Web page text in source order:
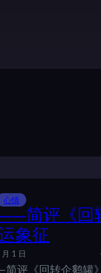
心情
简评《回
象征
1 日
评《回转企鹅罐